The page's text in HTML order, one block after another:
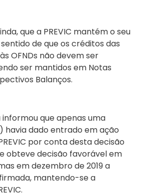
que a PREVIC mantém o seu
de que os créditos das
OFNDs não devem ser
ser mantidos em Notas
Balanços.
que apenas uma
havia dado entrado em ação
por conta desta decisão
obteve decisão favorável em
em dezembro de 2019 a
mantendo-se a